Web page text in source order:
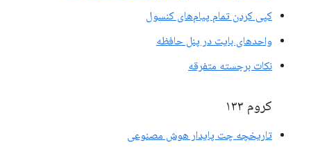
کپی کردن تمام پیام‌های کنسول
واحدهای بایت در پنل حافظه
نکات برجسته متفرقه
کروم ۱۳۳
تاریخچه چت پایدار هوش مصنوعی